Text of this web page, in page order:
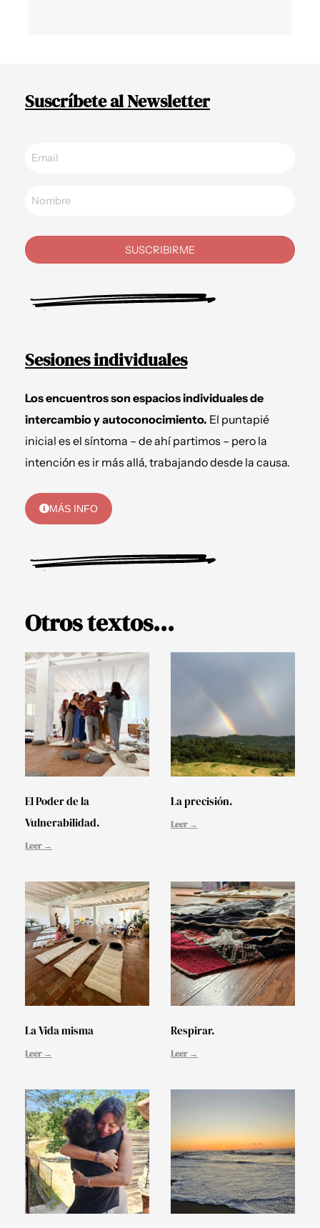
Suscríbete al Newsletter
SUSCRIBIRME
Sesiones individuales
Los encuentros son espacios individuales de
intercambio y autoconocimiento. El puntapié
inicial es el síntoma – de ahí partimos – pero la
intención es ir más allá, trabajando desde la causa.
MÁS INFO
Otros textos...
El Poder de la
Vulnerabilidad.
Leer →
La precisión.
Leer →
La Vida misma
Leer →
Respirar.
Leer →